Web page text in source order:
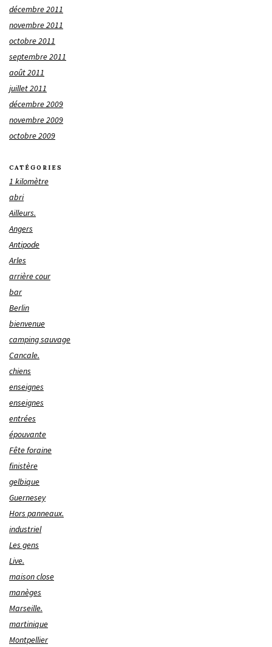
décembre 2011
novembre 2011
octobre 2011
septembre 2011
août 2011
juillet 2011
décembre 2009
novembre 2009
octobre 2009
CATÉGORIES
1 kilomètre
abri
Ailleurs.
Angers
Antipode
Arles
arrière cour
bar
Berlin
bienvenue
camping sauvage
Cancale.
chiens
enseignes
enseignes
entrées
épouvante
Fête foraine
finistère
gelbique
Guernesey
Hors panneaux.
industriel
Les gens
Live.
maison close
manèges
Marseille.
martinique
Montpellier